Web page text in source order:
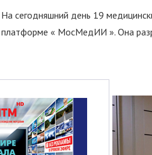
На сегодняшний день 19
платформе « МосМедИИ ». Она